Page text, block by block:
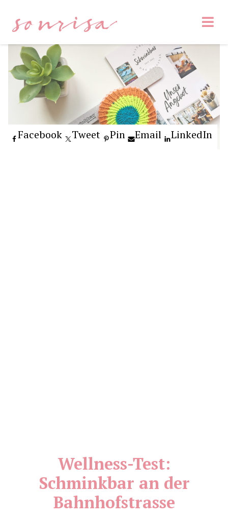
sonrisa
Facebook Tweet Pin Email LinkedIn
Wellness-Test:
Schminkbar an der
Bahnhofstrasse